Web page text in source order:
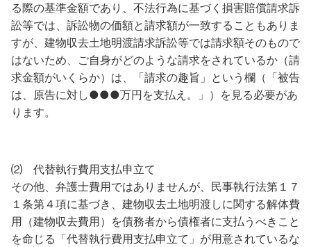
る際の基準金額であり、不法行為に基づく損害賠償請求訴
訟等では、訴訟物の価額と請求額が一致することもありま
すが、建物収去土地明渡請求訴訟等では請求額そのもので
はないため、ご自身がどのような請求をされているか（請
求金額がいくらか）は、「請求の趣旨」という欄（「被告
は、原告に対し●●●万円を支払え。」）を見る必要があ
ります。
⑵ 代替執行費用支払申立て
その他、弁護士費用ではありませんが、民事執行法第１７
１条第４項に基づき、建物収去土地明渡しに関する解体費
用（建物収去費用）を債務者から債権者に支払うべきこと
を命じる「代替執行費用支払申立て」が用意されているな